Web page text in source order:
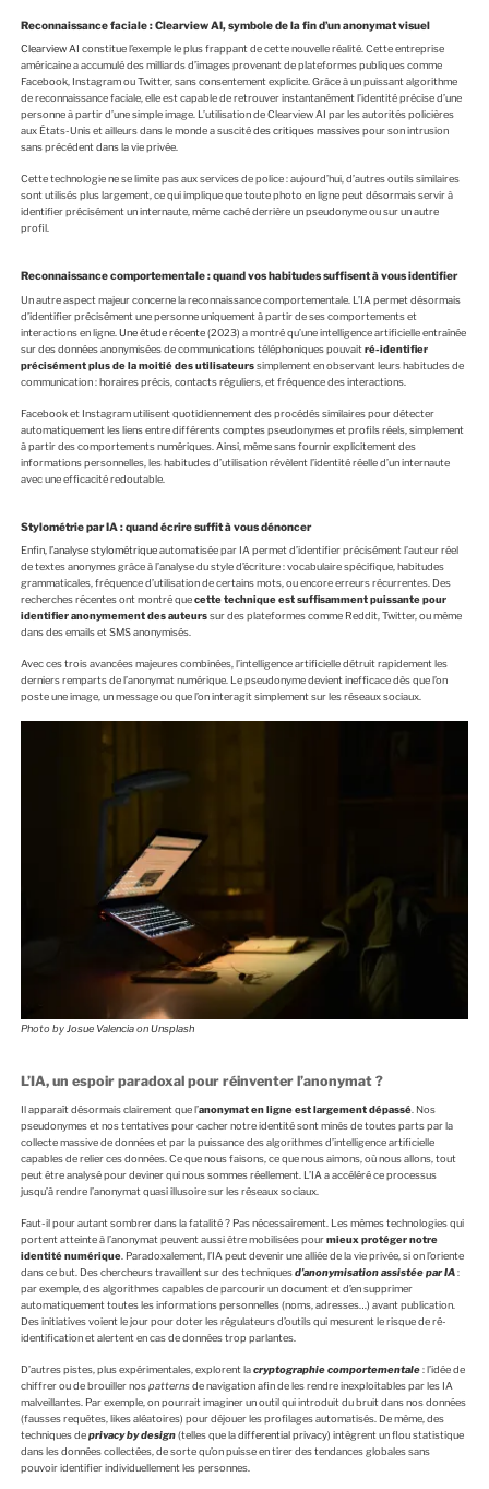
Reconnaissance faciale : Clearview AI, symbole de la fin d’un anonymat visuel
Clearview AI constitue l’exemple le plus frappant de cette nouvelle réalité. Cette entreprise
américaine a accumulé des milliards d’images provenant de plateformes publiques comme
Facebook, Instagram ou Twitter, sans consentement explicite. Grâce à un puissant algorithme
de reconnaissance faciale, elle est capable de retrouver instantanément l’identité précise d’une
personne à partir d’une simple image. L’utilisation de Clearview AI par les autorités policières
aux États-Unis et ailleurs dans le monde a suscitédes critiques massivespour son intrusion
sans précédent dans la vie privée.
Cette technologie ne se limite pas aux services de police : aujourd’hui, d’autres outils similaires
sont utilisés plus largement, ce qui implique que toute photo en ligne peut désormais servir à
identifier précisément un internaute, même caché derrière un pseudonyme ou sur un autre
profil.
Reconnaissance comportementale : quand vos habitudes suffisent à vous identifier
Un autre aspect majeur concerne la reconnaissance comportementale. L’IA permet désormais
d’identifier précisément une personne uniquement à partir de ses comportements et
interactions en ligne. Une étude récente(2023) a montré qu’une intelligence artificielle entraînée
sur des données anonymisées de communications téléphoniques pouvaitré-identifier
précisément plus de la moitié des utilisateurssimplement en observant leurs habitudes de
communication : horaires précis, contacts réguliers, et fréquence des interactions.
Facebook et Instagram utilisent quotidiennement des procédés similaires pour détecter
automatiquement les liens entre différents comptes pseudonymes et profils réels, simplement
à partir des comportements numériques. Ainsi, même sans fournir explicitement des
informations personnelles, les habitudes d’utilisation révèlent l’identité réelle d’un internaute
avec une efficacité redoutable.
Stylométrie par IA : quand écrire suffit à vous dénoncer
Enfin, l’analyse stylométriqueautomatisée par IA permet d’identifier précisément l’auteur réel
de textes anonymes grâce à l’analyse du style d’écriture : vocabulaire spécifique, habitudes
grammaticales, fréquence d’utilisation de certains mots, ou encore erreurs récurrentes. Des
recherches récentes ont montré quecette technique est suffisamment puissante pour
identifier anonymement des auteurssur des plateformes comme Reddit, Twitter, ou même
dans des emails et SMS anonymisés.
Avec ces trois avancées majeures combinées, l’intelligence artificielle détruit rapidement les
derniers remparts de l’anonymat numérique. Le pseudonyme devient inefficace dès que l’on
poste une image, un message ou que l’on interagit simplement sur les réseaux sociaux.
Photo by Josue ValenciaonUnsplash
L’IA, un espoir paradoxal pour réinventer l’anonymat ?
Il apparaît désormais clairement que l’anonymat en ligne est largement dépassé. Nos
pseudonymes et nos tentatives pour cacher notre identité sont minés de toutes parts par la
collecte massive de données et par la puissance des algorithmes d’intelligence artificielle
capables de relier ces données. Ce que nous faisons, ce que nous aimons, où nous allons, tout
peut être analysé pour deviner qui nous sommes réellement. L’IA a accéléré ce processus
jusqu’à rendre l’anonymat quasi illusoire sur les réseaux sociaux.
Faut-il pour autant sombrer dans la fatalité ? Pas nécessairement. Les mêmes technologies qui
portent atteinte à l’anonymat peuvent aussi être mobilisées pourmieux protéger notre
identité numérique. Paradoxalement, l’IA peut devenir une alliée de la vie privée, si on l’oriente
dans ce but. Des chercheurs travaillent sur des techniquesd’anonymisation assistée par IA:
par exemple, des algorithmes capables de parcourir un document et d’en supprimer
automatiquement toutes les informations personnelles (noms, adresses…) avant publication.
Des initiatives voient le jour pour doter les régulateurs d’outils qui mesurent le risque de ré-
identification et alertent en cas de données trop parlantes.
D’autres pistes, plus expérimentales, explorent lacryptographie comportementale: l’idée de
chiffrer ou de brouiller nospatternsde navigation afin de les rendre inexploitables par les IA
malveillantes. Par exemple, on pourrait imaginer un outil qui introduit du bruit dans nos données
(fausses requêtes, likes aléatoires) pour déjouer les profilages automatisés. De même, des
techniques deprivacy by design(telles que ladifferential privacy) intègrent un flou statistique
dans les données collectées, de sorte qu’on puisse en tirer des tendances globales sans
pouvoir identifier individuellement les personnes.